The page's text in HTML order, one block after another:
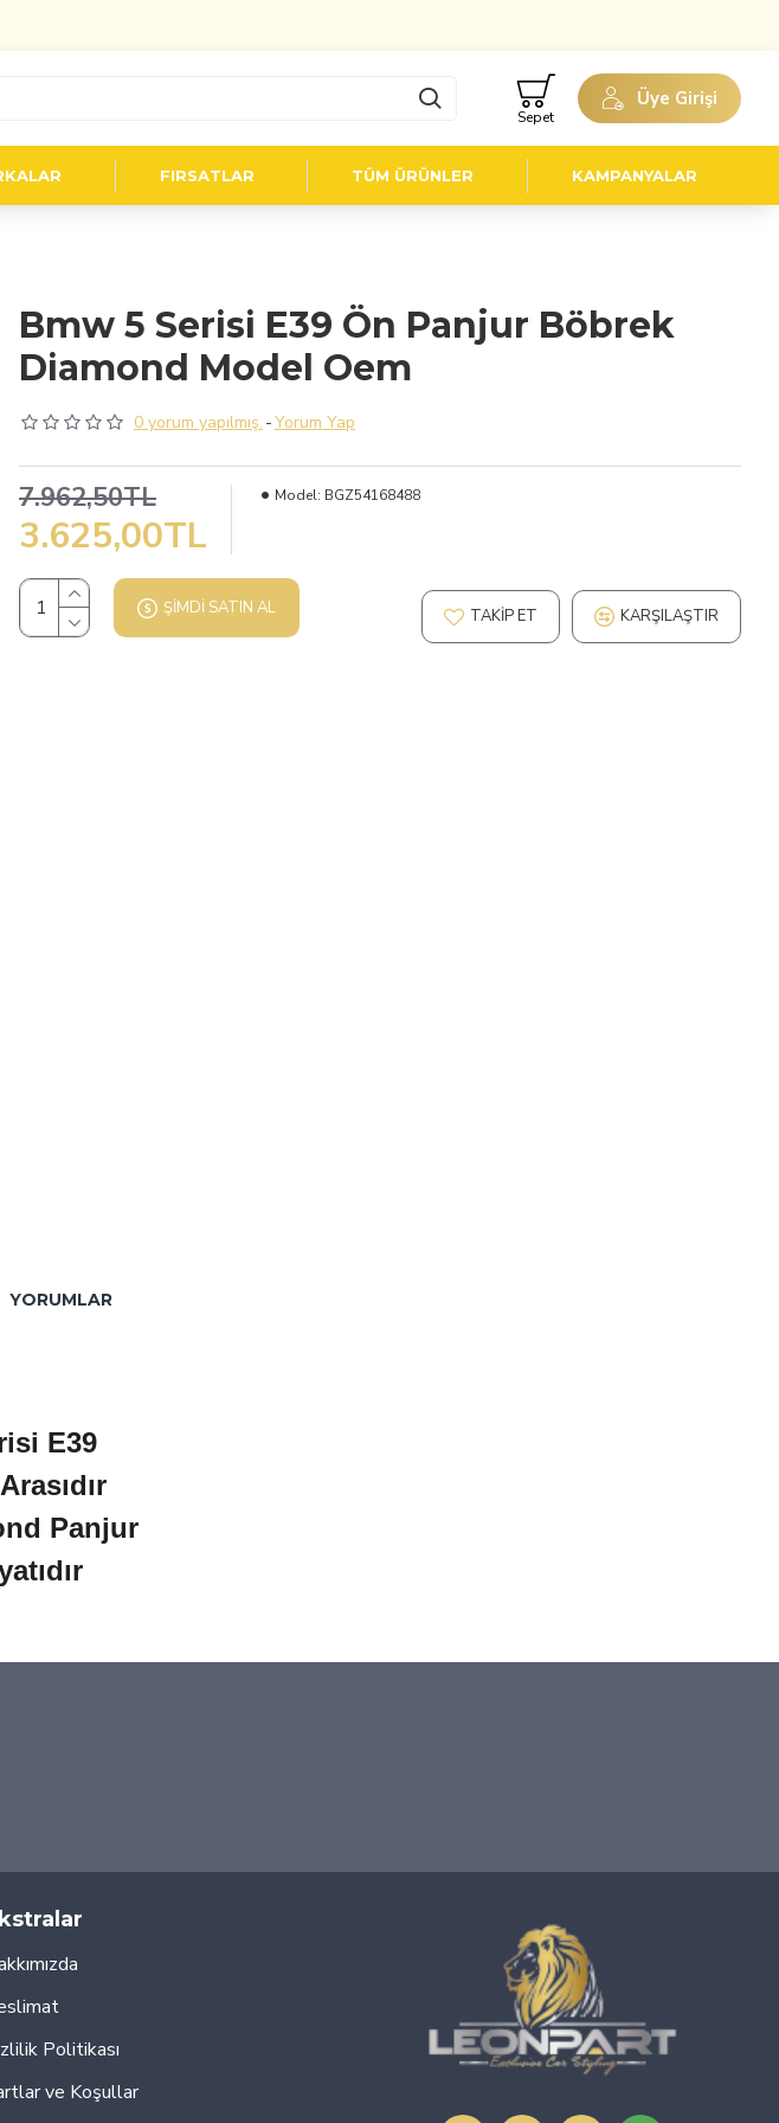
Üye Girişi
Sepet
FIRSATLAR TÜM ÜRÜNLER KAMPANYALAR
Bmw 5 Serisi E39 Ön Panjur Böbrek
Diamond Model Oem
0 yorum yapılmış. -Yorum Yap
3.625,00TL
7.962,50TL Model: BGZ54168488
ŞIMDI SATIN AL TAKIP ET KARŞILAŞTIR
YORUMLAR
E39
Panjur
Politikası
ve Koşullar